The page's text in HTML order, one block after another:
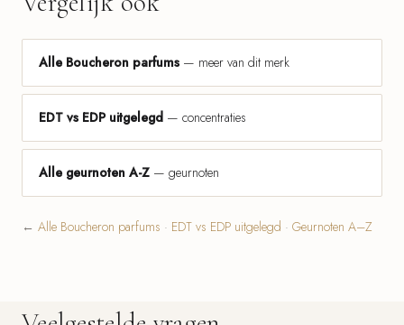
Alle Boucheron parfums — meer van dit merk
EDT vs EDP uitgelegd — concentraties
Alle geurnoten A-Z — geurnoten
← Alle Boucheron parfums · EDT vs EDP uitgelegd · Geurnoten A–Z